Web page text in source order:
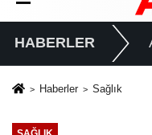
HABERLER
Haberler Sağlık
SAĞLIK